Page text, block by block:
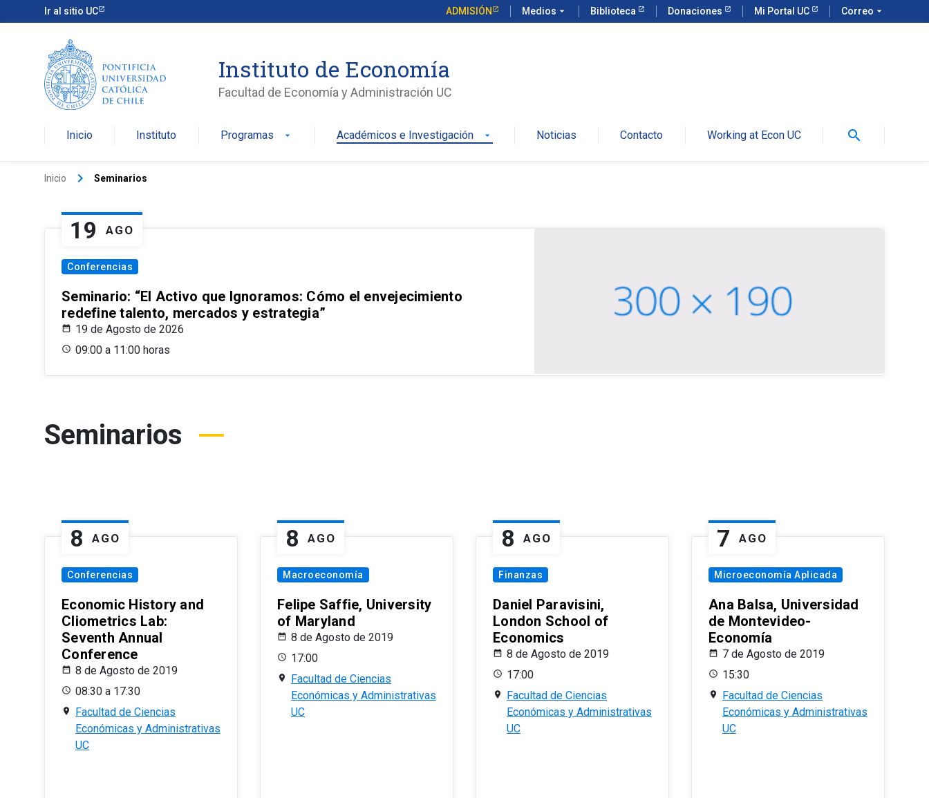
Ir al sitio UC ADMISIÓN Medios arrow_drop_down Biblioteca Donaciones Mi Portal UC Correo arrow_drop_down
Instituto de Economía
Facultad de Economía y Administración UC
Inicio Instituto Programas arrow_drop_down Académicos e Investigación arrow_drop_down Noticias Contacto Working at Econ UC search
Inicio keyboard_arrow_right Seminarios
19 AGO
Conferencias
Seminario: “El Activo que Ignoramos: Cómo el envejecimiento
redefine talento, mercados y estrategia”
19 de Agosto de 2026
09:00 a 11:00 horas
Seminarios
8 AGO
Conferencias
Economic History and
Cliometrics Lab:
Seventh Annual
Conference
8 de Agosto de 2019
08:30 a 17:30
Facultad de Ciencias
Económicas y Administrativas
UC
8 AGO
Macroeconomía
Felipe Saffie, University
of Maryland
8 de Agosto de 2019
17:00
Facultad de Ciencias
Económicas y Administrativas
UC
8 AGO
Finanzas
Daniel Paravisini,
London School of
Economics
8 de Agosto de 2019
17:00
Facultad de Ciencias
Económicas y Administrativas
UC
7 AGO
Microeconomía Aplicada
Ana Balsa, Universidad
de Montevideo-
Economía
7 de Agosto de 2019
15:30
Facultad de Ciencias
Económicas y Administrativas
UC